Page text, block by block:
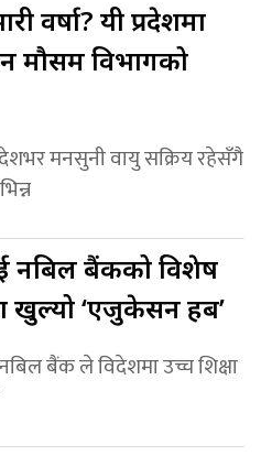
वर्षा? यी प्रदेशमा
मौसम विभागको
मनसुनी वायु सक्रिय रहेसँगै
नबिल बैंकको विशेष
खुल्यो ‘एजुकेसन हब’
बैंक ले विदेशमा उच्च शिक्षा